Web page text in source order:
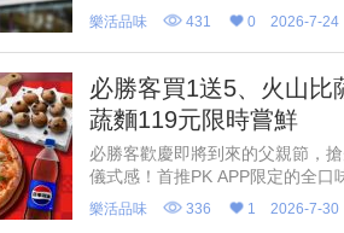
惠，並有「飲料抽抽樂」指定飲
只要0
樂活品味 431 0 2026-7-24
必勝客買1送5、火山
蔬麵119元限時嘗鮮
必勝客歡慶即將到來的父親節，
儀式感！首推PK APP限定的全口
低357元起，還有528元起「火山
餐」等套
樂活品味 336 1 2026-7-30